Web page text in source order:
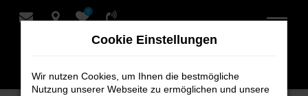
Zum
0
Cookie Einstellungen
Wir nutzen Cookies, um Ihnen die bestmögliche
Nutzung unserer Webseite zu ermöglichen und unsere